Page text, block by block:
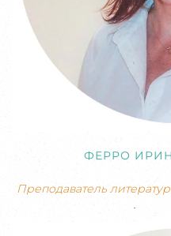
ФЕРРО
Преподаватель